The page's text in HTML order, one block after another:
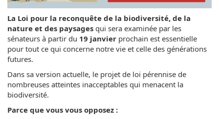
La Loi pour la reconquête de la biodiversité, de la
nature et des paysages qui sera examinée par les
sénateurs à partir du 19 janvier prochain est essentielle
pour tout ce qui concerne notre vie et celle des générations
futures.
Dans sa version actuelle, le projet de loi pérennise de
nombreuses atteintes inacceptables qui menacent la
biodiversité.
Parce que vous vous opposez :